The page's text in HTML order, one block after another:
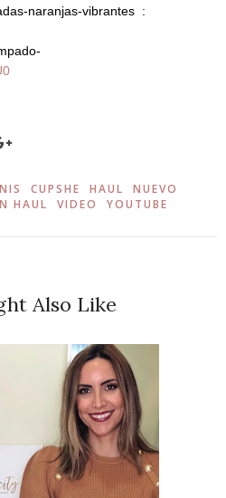
naranjas-vibrantes :
CUPSHE HAUL
NUEVO
HAUL VIDEO
YOUTUBE
Also Like